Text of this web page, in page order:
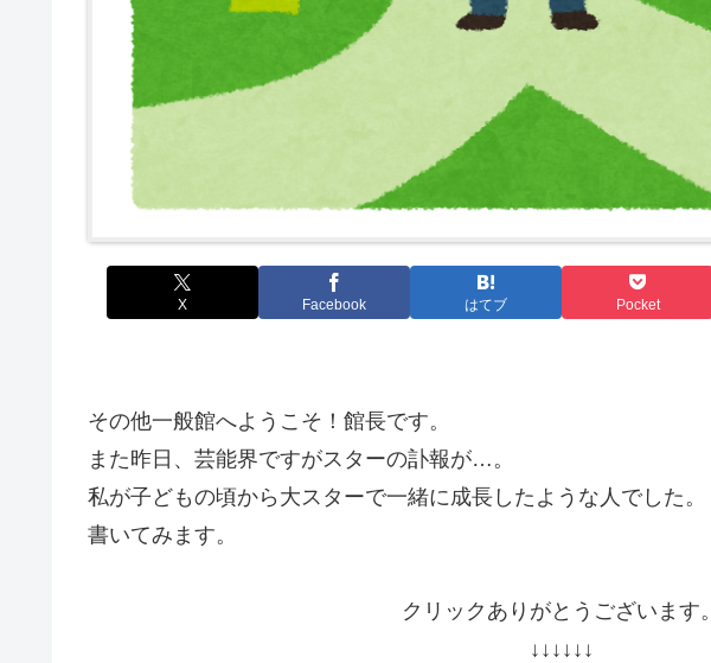
X Facebook はてブ Pocket
その他一般館へようこそ！館長です。
また昨日、芸能界ですがスターの訃報が…。
私が子どもの頃から大スターで一緒に成長したような人でした。
書いてみます。
クリックありがとうございます。
↓↓↓↓↓↓